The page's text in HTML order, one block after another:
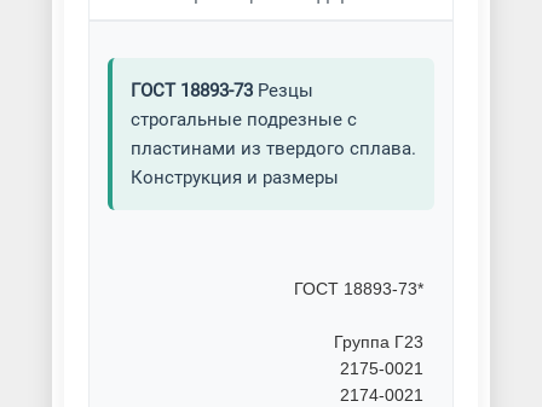
ГОСТ 18893-73Резцы
строгальные подрезные с
пластинами из твердого сплава.
Конструкция и размеры